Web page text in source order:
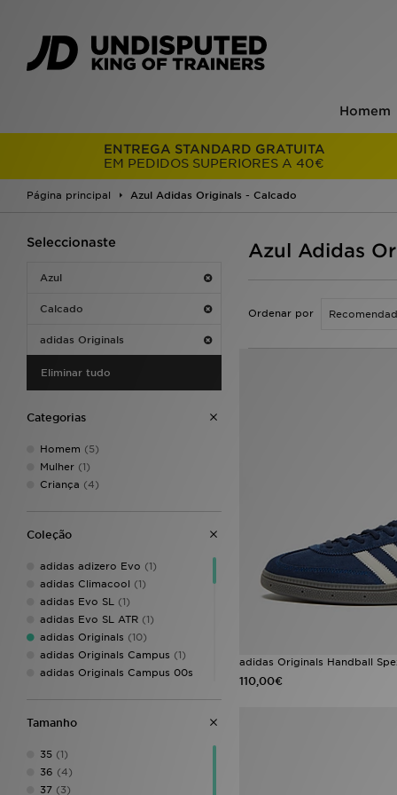
Homem
ENTREGA STANDARD GRATUITA
EM PEDIDOS SUPERIORES A 40€
Página principal Azul Adidas Originals - Calcado
Seleccionaste
Azul
Calcado
adidas Originals
Eliminar tudo
Categorias
Homem (5)
Mulher (1)
Criança (4)
Coleção
adidas adizero Evo (1)
adidas Climacool (1)
adidas Evo SL (1)
adidas Evo SL ATR (1)
adidas Originals (10)
adidas Originals Campus (1)
adidas Originals Campus 00s
adidas Originals Climacool(1)
adidas Originals Gazelle
Spezial
adidas Originals Superstar
adidas Originals Trefoil
Tamanho
35 (1)
36 (4)
37 (3)
Azul Adidas
Ordenar por
adidas Originals Handball
110,00€